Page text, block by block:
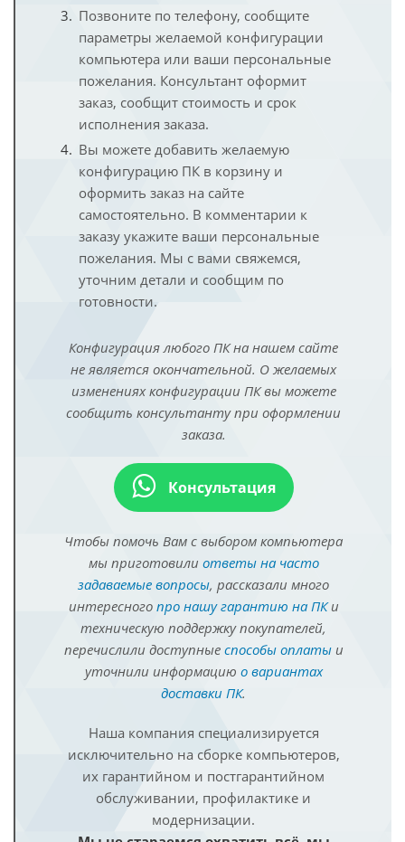
Позвоните по телефону, сообщите
параметры желаемой конфигурации
компьютера или ваши персональные
пожелания. Консультант оформит
заказ, сообщит стоимость и срок
исполнения заказа.
Вы можете добавить желаемую
конфигурацию ПК в корзину и
оформить заказ на сайте
самостоятельно. В комментарии к
заказу укажите ваши персональные
пожелания. Мы с вами свяжемся,
уточним детали и сообщим по
готовности.
Конфигурация любого ПК на нашем сайте
не является окончательной. О желаемых
изменениях конфигурации ПК вы можете
сообщить консультанту при оформлении
заказа.
Консультация
Чтобы помочь Вам с выбором компьютера
мы приготовили ответы на часто
задаваемые вопросы, рассказали много
интересного про нашу гарантию на ПКи
техническую поддержку покупателей,
перечислили доступные способы оплатыи
уточнили информацию о вариантах
доставки ПК.
Наша компания специализируется
исключительно на сборке компьютеров,
их гарантийном и постгарантийном
обслуживании, профилактике и
модернизации.